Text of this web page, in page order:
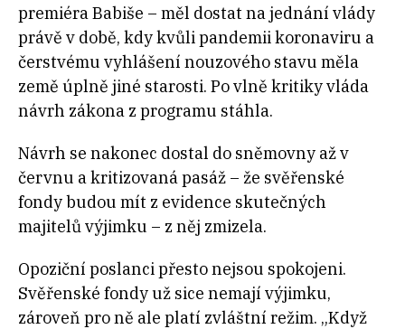
premiéra Babiše – měl dostat na jednání vlády
právě v době, kdy kvůli pandemii koronaviru a
čerstvému vyhlášení nouzového stavu měla
země úplně jiné starosti. Po vlně kritiky vláda
návrh zákona z programu stáhla.
Návrh se nakonec dostal do sněmovny až v
červnu a kritizovaná pasáž – že svěřenské
fondy budou mít z evidence skutečných
majitelů výjimku – z něj zmizela.
Opoziční poslanci přesto nejsou spokojeni.
Svěřenské fondy už sice nemají výjimku,
zároveň pro ně ale platí zvláštní režim. „Když